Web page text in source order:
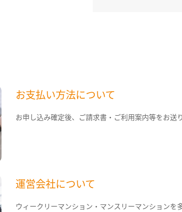
お支払い方法について
お申し込み確定後、ご請求書・ご利用案内等をお送
運営会社について
ウィークリーマンション・マンスリーマンションを